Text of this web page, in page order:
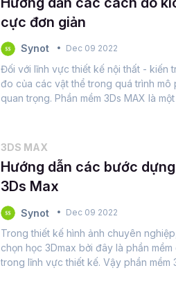
cực đơn giản
Synot Dec 09 2022
Đối với lĩnh vực thiết kế nội thất - kiến
đo của các vật thể trong quá trình mô
quan trọng. Phần mềm 3Ds MAX là
3DS MAX
Hướng dẫn các bước
3Ds Max
Synot Dec 09 2022
Trong thiết kế hình ảnh chuyên
chọn học 3Dmax bởi đây là phần
trong lĩnh vực thiết kế. Vậy phần